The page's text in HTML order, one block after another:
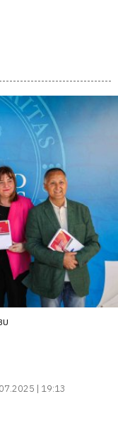
| 19:13